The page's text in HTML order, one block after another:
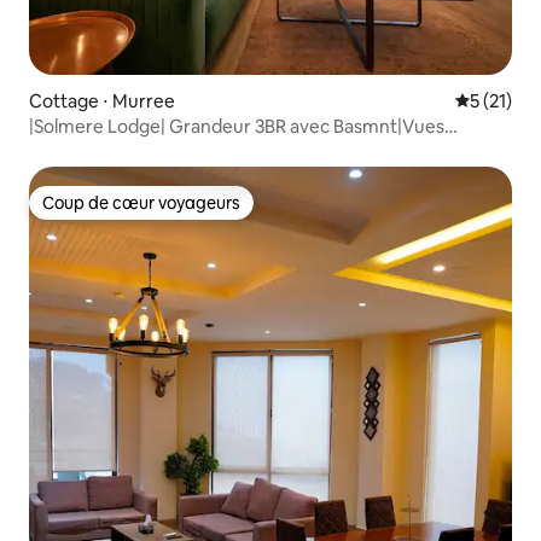
Cottage ⋅ Murree
5 (21)
|Solmere Lodge| Grandeur 3BR avec Basmnt|Vues
Coup de cœur voyageurs
Coup de cœur voyageurs